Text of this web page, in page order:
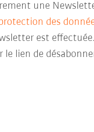
une
des
est
lien de